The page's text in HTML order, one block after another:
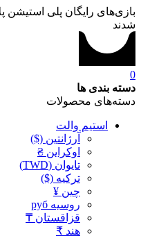
شدند
0
دسته بندی ها
دسته‌های محصولات
استیم والت
آرژانتین ($)
اوکراین ₴
تایوان (TWD)
ترکیه ($)
چین ¥
روسیه руб
قزاقستان ₸
هند ₹